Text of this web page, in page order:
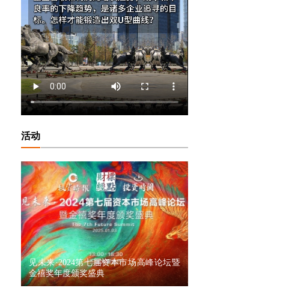
活动
见未来·2024第七届资本市场高峰论坛暨
金禧奖年度颁奖盛典